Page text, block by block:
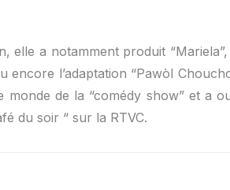
elle a notamment produit “Mariela”,
encore l’adaptation “Pawòl
monde de la “comédy show” et a
du soir “ sur la RTVC.